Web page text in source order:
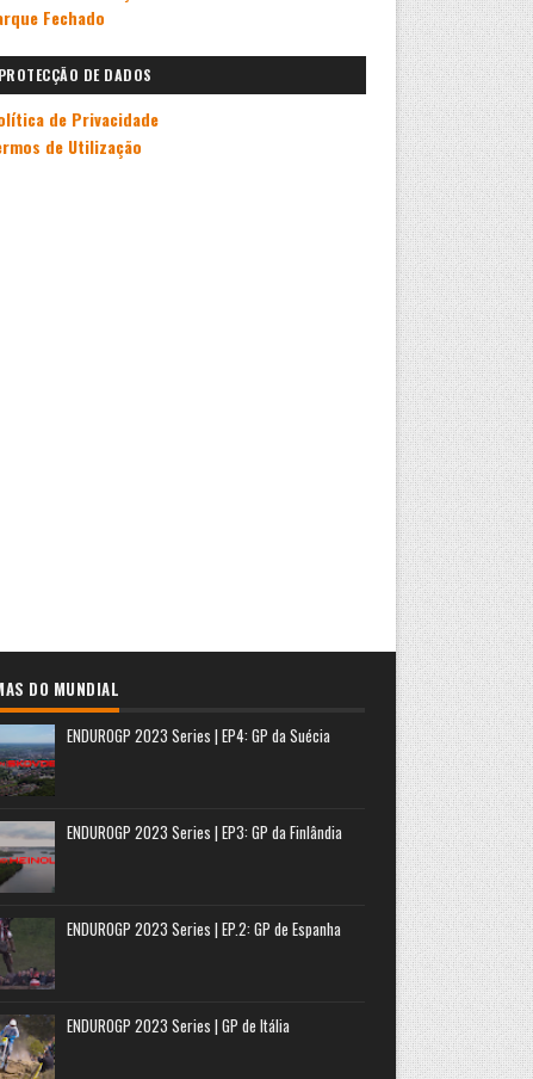
Fechado
PROTECÇÃO DE DADOS
de Privacidade
de Utilização
DO MUNDIAL
ENDUROGP 2023 Series | EP4: GP da Suécia
ENDUROGP 2023 Series | EP3: GP da Finlândia
ENDUROGP 2023 Series | EP.2: GP de Espanha
ENDUROGP 2023 Series | GP de Itália